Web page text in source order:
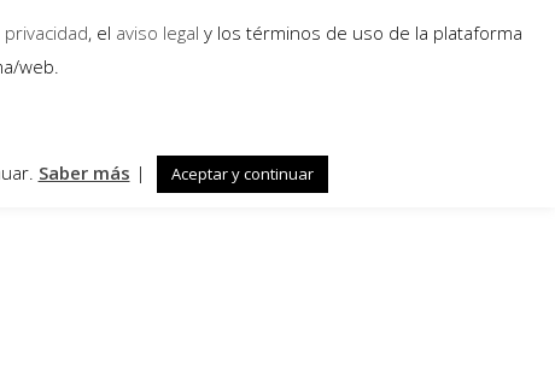
, el aviso legal y los términos de uso de la plataforma
web.
Saber más | Aceptar y continuar